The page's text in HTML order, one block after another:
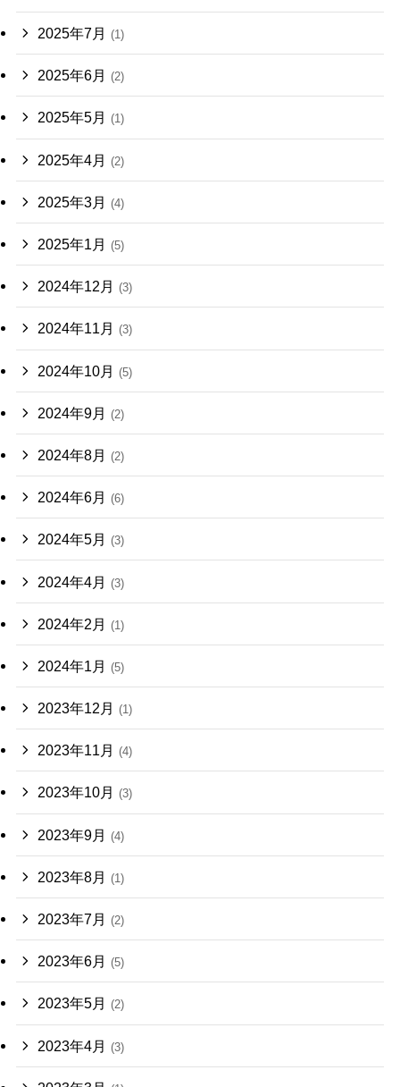
2025年7月 (1)
2025年6月 (2)
2025年5月 (1)
2025年4月 (2)
2025年3月 (4)
2025年1月 (5)
2024年12月 (3)
2024年11月 (3)
2024年10月 (5)
2024年9月 (2)
2024年8月 (2)
2024年6月 (6)
2024年5月 (3)
2024年4月 (3)
2024年2月 (1)
2024年1月 (5)
2023年12月 (1)
2023年11月 (4)
2023年10月 (3)
2023年9月 (4)
2023年8月 (1)
2023年7月 (2)
2023年6月 (5)
2023年5月 (2)
2023年4月 (3)